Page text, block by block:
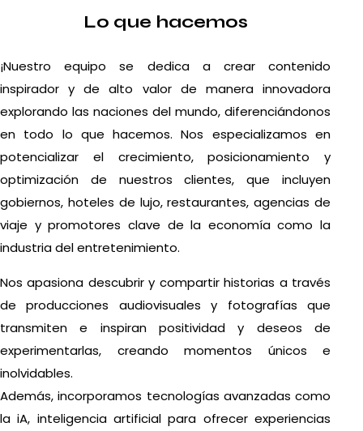
Lo que hacemos
¡Nuestro equipo se dedica a crear contenido
inspirador y de alto valor de manera innovadora
explorando las naciones del mundo, diferenciándonos
en todo lo que hacemos. Nos especializamos en
potencializar el crecimiento, posicionamiento y
optimización de nuestros clientes, que incluyen
gobiernos, hoteles de lujo, restaurantes, agencias de
viaje y promotores clave de la economía como la
industria del entretenimiento.
Nos apasiona descubrir y compartir historias a través
de producciones audiovisuales y fotografías que
transmiten e inspiran positividad y deseos de
experimentarlas, creando momentos únicos e
inolvidables.
Además, incorporamos tecnologías avanzadas como
la iA, inteligencia artificial para ofrecer experiencias